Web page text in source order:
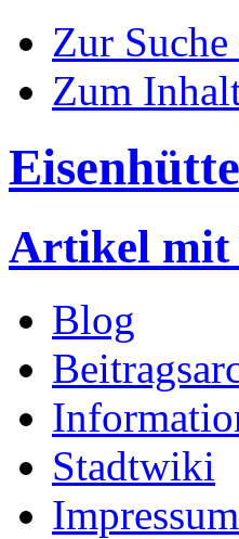
Zur
Zum
Artikel mit
Blog
Stadtwiki
Impressum